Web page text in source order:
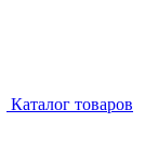
Каталог товаров